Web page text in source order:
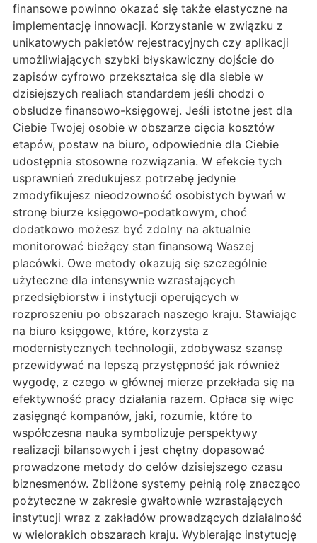
finansowe powinno okazać się także elastyczne na
implementację innowacji. Korzystanie w związku z
unikatowych pakietów rejestracyjnych czy aplikacji
umożliwiających szybki błyskawiczny dojście do
zapisów cyfrowo przekształca się dla siebie w
dzisiejszych realiach standardem jeśli chodzi o
obsłudze finansowo-księgowej. Jeśli istotne jest dla
Ciebie Twojej osobie w obszarze cięcia kosztów
etapów, postaw na biuro, odpowiednie dla Ciebie
udostępnia stosowne rozwiązania. W efekcie tych
usprawnień zredukujesz potrzebę jedynie
zmodyfikujesz nieodzowność osobistych bywań w
stronę biurze księgowo-podatkowym, choć
dodatkowo możesz być zdolny na aktualnie
monitorować bieżący stan finansową Waszej
placówki. Owe metody okazują się szczególnie
użyteczne dla intensywnie wzrastających
przedsiębiorstw i instytucji operujących w
rozproszeniu po obszarach naszego kraju. Stawiając
na biuro księgowe, które, korzysta z
modernistycznych technologii, zdobywasz szansę
przewidywać na lepszą przystępność jak również
wygodę, z czego w głównej mierze przekłada się na
efektywność pracy działania razem. Opłaca się więc
zasięgnąć kompanów, jaki, rozumie, które to
współczesna nauka symbolizuje perspektywy
realizacji bilansowych i jest chętny dopasować
prowadzone metody do celów dzisiejszego czasu
biznesmenów. Zbliżone systemy pełnią rolę znacząco
pożyteczne w zakresie gwałtownie wzrastających
instytucji wraz z zakładów prowadzących działalność
w wielorakich obszarach kraju. Wybierając instytucję